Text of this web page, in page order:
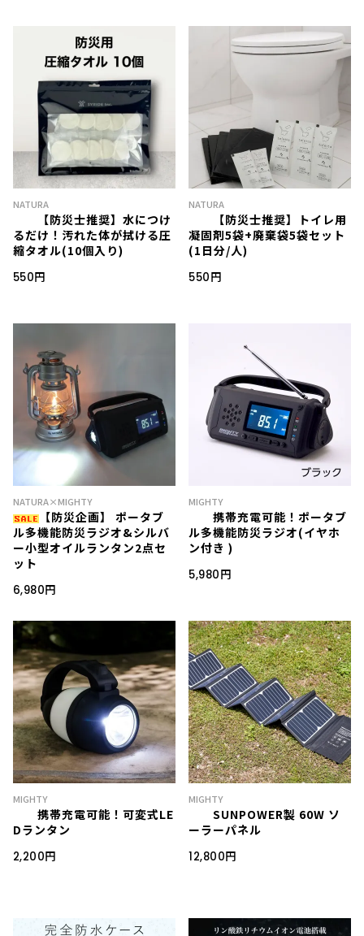
NATURA
【防災士推奨】水につけ
るだけ！汚れた体が拭ける圧
縮タオル(10個入り)
550円
NATURA
【防災士推奨】トイレ用
凝固剤5袋+廃棄袋5袋セット
(1日分/人)
550円
NATURA×MIGHTY
【防災企画】 ポータブ
ル多機能防災ラジオ&シルバ
ー小型オイルランタン2点セ
ット
6,980円
MIGHTY
携帯充電可能！ポータブ
ル多機能防災ラジオ(イヤホ
ン付き )
5,980円
MIGHTY
携帯充電可能！可変式LE
Dランタン
2,200円
MIGHTY
SUNPOWER製 60W ソ
ーラーパネル
12,800円